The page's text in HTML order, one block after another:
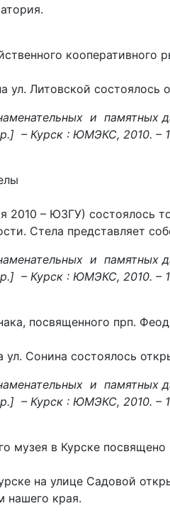
кооперативного
ул. Литовской
и памятных
– Курск : ЮМЭКС, 2010. –
2010 – ЮЗГУ) состоялось
Стела представляет
и памятных
– Курск : ЮМЭКС, 2010. –
посвященного прп.
ул. Сонина состоялось
и памятных
– Курск : ЮМЭКС, 2010. –
музея в Курске
на улице Садовой
нашего края.